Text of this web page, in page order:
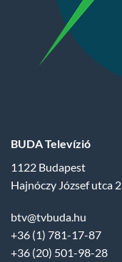
BUDA Televízió
1122 Budapest
Hajnóczy József utca 2.
btv@tvbuda.hu
+36 (1) 781-17-87
+36 (20) 501-98-28